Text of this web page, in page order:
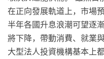
在正向發展軌道上，市場
半年各國升息浪潮可望逐
將下降，帶動消費、就業
大型法人投資機構基本上